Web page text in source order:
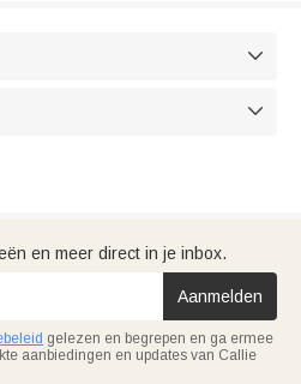


en meer direct in je inbox.
Aanmelden
gelezen en begrepen en ga ermee
aanbiedingen en updates van Callie